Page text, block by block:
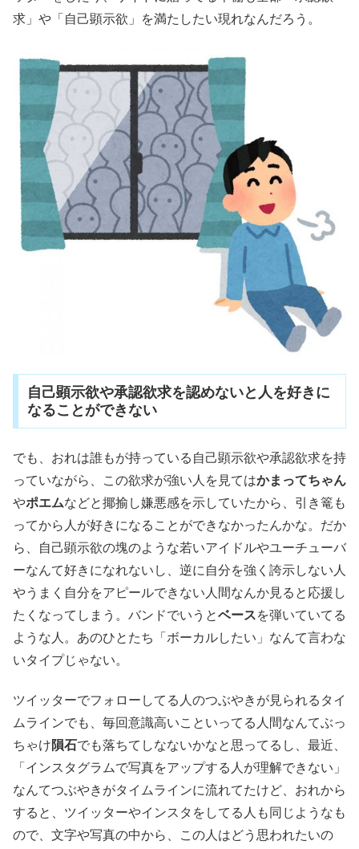
求」や「自己顕示欲」を満たしたい現れなんだろう。
自己顕示欲や承認欲求を認めないと人を好きに
なることができない
でも、おれは誰もが持っている自己顕示欲や承認欲求を持
っていながら、この欲求が強い人を見てはかまってちゃん
やポエムなどと揶揄し嫌悪感を示していたから、引き篭も
ってから人が好きになることができなかったんかな。だか
ら、自己顕示欲の塊のような若いアイドルやユーチューバ
ーなんて好きになれないし、逆に自分を強く誇示しない人
やうまく自分をアピールできない人間なんか見ると応援し
たくなってしまう。バンドでいうとベースを弾いていてる
ような人。あのひとたち「ボーカルしたい」なんて言わな
いタイプじゃない。
ツイッターでフォローしてる人のつぶやきが見られるタイ
ムラインでも、毎回意識高いこといってる人間なんてぶっ
ちゃけ隕石でも落ちてしなないかなと思ってるし、最近、
「インスタグラムで写真をアップする人が理解できない」
なんてつぶやきがタイムラインに流れてたけど、おれから
すると、ツイッターやインスタをしてる人も同じようなも
ので、文字や写真の中から、この人はどう思われたいの